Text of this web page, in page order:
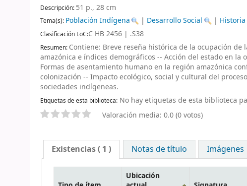
Descripción: 51 p., 28 cm
Tema(s): Población Indígena | Desarrollo Social |
Clasificación LoC:C HB 2456 | .S38
Resumen: Contiene: Breve reseña histórica de la ocupación
amazónica e índices demográficos -- Acción del estado en
Formas de asentamiento humano en la región amazónica
colonización -- Impacto ecológico, social y cultural del
sociedades indígeneas.
Etiquetas de esta biblioteca: No hay etiquetas de esta biblioteca
Valoración media: 0.0 (0 votos)
Existencias( 1 ) Notas de título Imágenes
Ubicación